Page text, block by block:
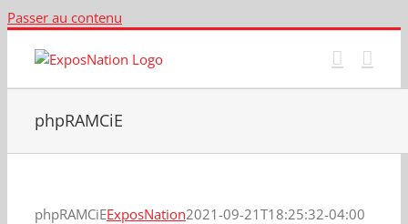
Passer au contenu
phpRAMCiE
phpRAMCiEExposNation2021-09-21T18:25:32-04:00